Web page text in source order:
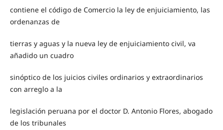
contiene el código de Comercio la ley de enjuiciamiento, las
ordenanzas de
tierras y aguas y la nueva ley de enjuiciamiento civil, va
añadido un cuadro
sinóptico de los juicios civiles ordinarios y extraordinarios
con arreglo a la
legislación peruana por el doctor D. Antonio Flores, abogado
de los tribunales